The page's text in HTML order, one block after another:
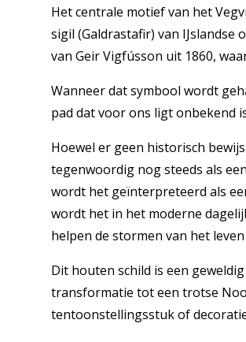
Het centrale motief van het
sigil (Galdrastafir) van
van Geir Vigfússon uit 1860,
Wanneer dat symbool wordt
pad dat voor ons ligt onbekend
Hoewel er geen historisch
tegenwoordig nog steeds als
wordt het geïnterpreteerd als
wordt het in het moderne
helpen de stormen van het
Dit houten schild is een
transformatie tot een trotse
tentoonstellingsstuk of